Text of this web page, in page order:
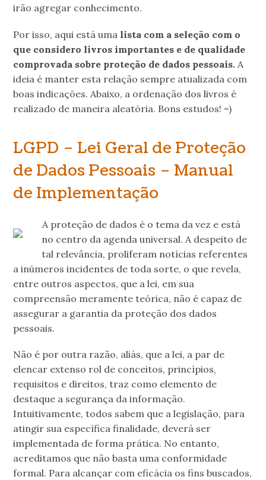
irão agregar conhecimento.
Por isso, aqui está umalista com a seleção com o
que considero livros importantes e de qualidade
comprovada sobre proteção de dados pessoais. A
ideia é manter esta relação sempre atualizada com
boas indicações. Abaixo, a ordenação dos livros é
realizado de maneira aleatória. Bons estudos! =)
LGPD – Lei Geral de Proteção
de Dados Pessoais – Manual
de Implementação
A proteção de dados é o tema da vez e está
no centro da agenda universal. A despeito de
tal relevância, proliferam notícias referentes
a inúmeros incidentes de toda sorte, o que revela,
entre outros aspectos, que a lei, em sua
compreensão meramente teórica, não é capaz de
assegurar a garantia da proteção dos dados
pessoais.
Não é por outra razão, aliás, que a lei, a par de
elencar extenso rol de conceitos, princípios,
requisitos e direitos, traz como elemento de
destaque a segurança da informação.
Intuitivamente, todos sabem que a legislação, para
atingir sua específica finalidade, deverá ser
implementada de forma prática. No entanto,
acreditamos que não basta uma conformidade
formal. Para alcançar com eficácia os fins buscados,